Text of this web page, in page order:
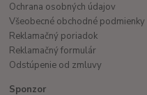
Ochrana osobných údajov
Všeobecné obchodné podmienky
Reklamačný poriadok
Reklamačný formulár
Odstúpenie od zmluvy
Sponzor